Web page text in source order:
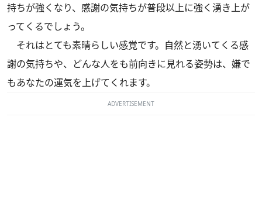
持ちが強くなり、感謝の気持ちが普段以上に強く湧き上が
ってくるでしょう。
それはとても素晴らしい感覚です。自然と湧いてくる感
謝の気持ちや、どんな人をも前向きに見れる姿勢は、嫌で
もあなたの運気を上げてくれます。
ADVERTISEMENT